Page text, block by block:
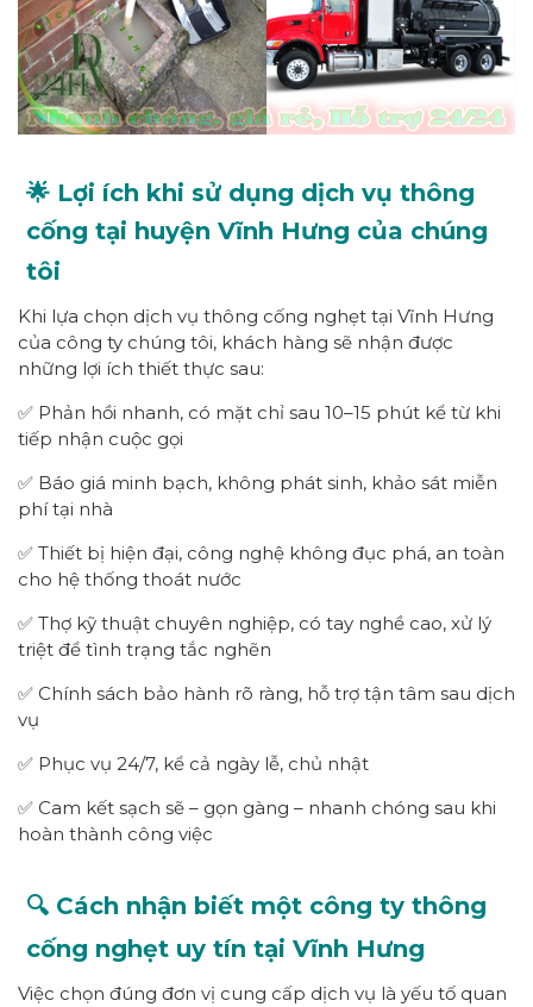
🌟 Lợi ích khi sử dụng dịch vụ thông
cống tại huyện Vĩnh Hưng của chúng
tôi
Khi lựa chọn dịch vụ thông cống nghẹt tại Vĩnh Hưng
của công ty chúng tôi, khách hàng sẽ nhận được
những lợi ích thiết thực sau:
✅ Phản hồi nhanh, có mặt chỉ sau 10–15 phút kể từ khi
tiếp nhận cuộc gọi
✅ Báo giá minh bạch, không phát sinh, khảo sát miễn
phí tại nhà
✅ Thiết bị hiện đại, công nghệ không đục phá, an toàn
cho hệ thống thoát nước
✅ Thợ kỹ thuật chuyên nghiệp, có tay nghề cao, xử lý
triệt để tình trạng tắc nghẽn
✅ Chính sách bảo hành rõ ràng, hỗ trợ tận tâm sau dịch
vụ
✅ Phục vụ 24/7, kể cả ngày lễ, chủ nhật
✅ Cam kết sạch sẽ – gọn gàng – nhanh chóng sau khi
hoàn thành công việc
🔍 Cách nhận biết một công ty thông
cống nghẹt uy tín tại Vĩnh Hưng
Việc chọn đúng đơn vị cung cấp dịch vụ là yếu tố quan